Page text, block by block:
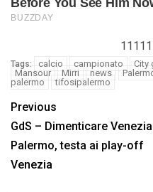
Tags: calcio campionato City
Mansour
Mirri news
palermo
tifosipalermo
Previous
GdS – Dimenticare
Palermo, testa ai play-off
Venezia